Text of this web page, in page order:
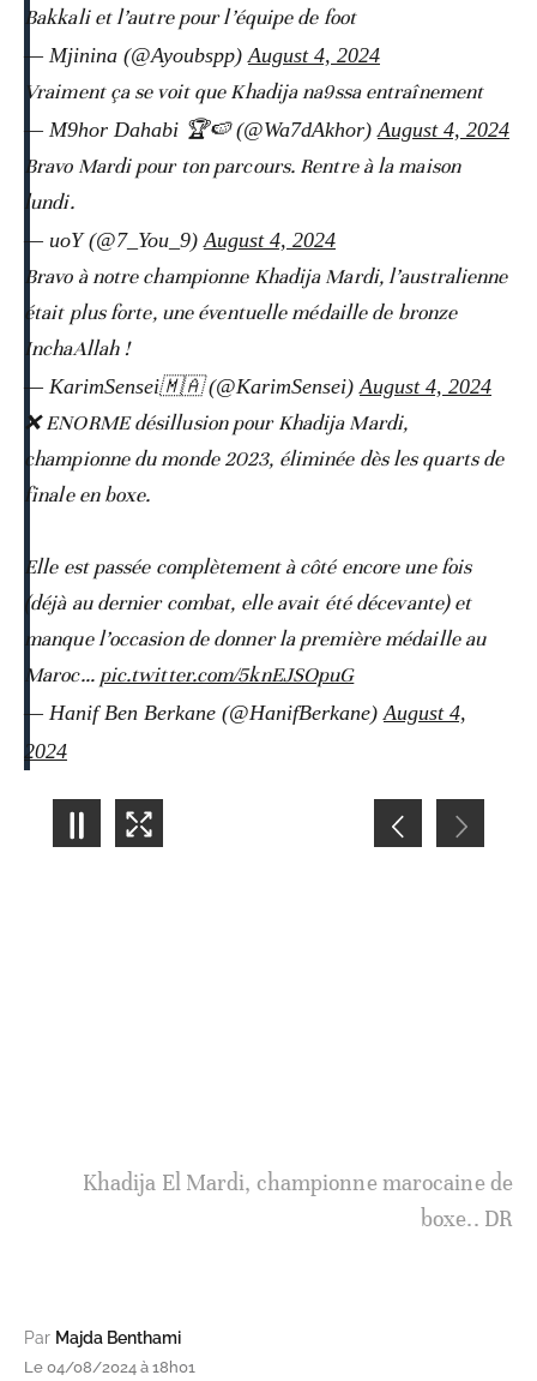
Bakkali et l’autre pour l’équipe de foot
— Mjinina (@Ayoubspp)August 4, 2024
Vraiment ça se voit que Khadija na9ssa entraînement
— M9hor Dahabi 🏆🍉 (@Wa7dAkhor)August 4, 2024
Bravo Mardi pour ton parcours. Rentre à la maison
lundi.
— uoY (@7_You_9)August 4, 2024
Bravo à notre championne Khadija Mardi, l’australienne
était plus forte, une éventuelle médaille de bronze
InchaAllah !
— KarimSensei🇲🇦 (@KarimSensei)August 4, 2024
❌ ENORME désillusion pour Khadija Mardi,
championne du monde 2023, éliminée dès les quarts de
finale en boxe.
Elle est passée complètement à côté encore une fois
(déjà au dernier combat, elle avait été décevante) et
manque l’occasion de donner la première médaille au
Maroc… pic.twitter.com/5knEJSOpuG
— Hanif Ben Berkane (@HanifBerkane)August 4,
2024
Khadija El Mardi.
Le 04/08/2024 à 18h01